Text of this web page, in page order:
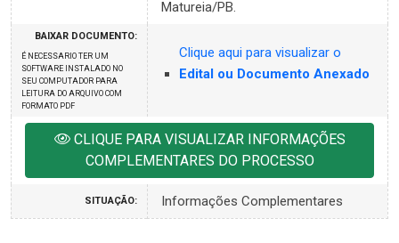
Matureia/PB.
BAIXAR DOCUMENTO:
É NECESSARIO TER UM
SOFTWARE INSTALADO NO
SEU COMPUTADOR PARA
LEITURA DO ARQUIVO COM
FORMATO PDF
Clique aqui para visualizar o
Edital ou Documento Anexado
CLIQUE PARA VISUALIZAR INFORMAÇÕES
COMPLEMENTARES DO PROCESSO
SITUAÇÃO: Informações Complementares